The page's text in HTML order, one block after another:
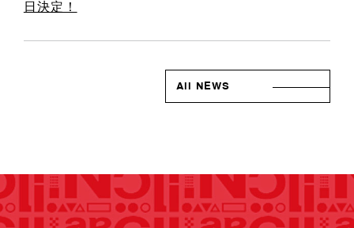
日決定！
All NEWS